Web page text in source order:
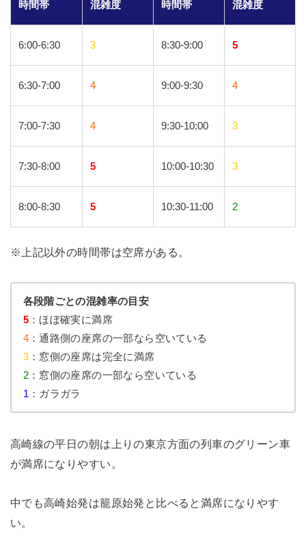
時間帯 混雑度 時間帯 混雑度
6:00-6:30 3 8:30-9:00 5
6:30-7:00 4 9:00-9:30 4
7:00-7:30 4 9:30-10:00 3
7:30-8:00 5 10:00-10:30 3
8:00-8:30 5 10:30-11:00 2
※上記以外の時間帯は空席がある。
各段階ごとの混雑率の目安
5：ほぼ確実に満席
4：通路側の座席の一部なら空いている
3：窓側の座席は完全に満席
2：窓側の座席の一部なら空いている
1 ：ガラガラ
高崎線の平日の朝は上りの東京方面の列車のグリーン車
が満席になりやすい。
中でも高崎始発は籠原始発と比べると満席になりやす
い。